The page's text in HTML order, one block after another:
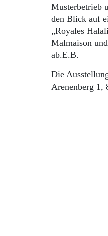
Musterbetrieb
den Blick auf
„Royales
Malmaison
ab.E.B.
Die
Arenenberg 1,